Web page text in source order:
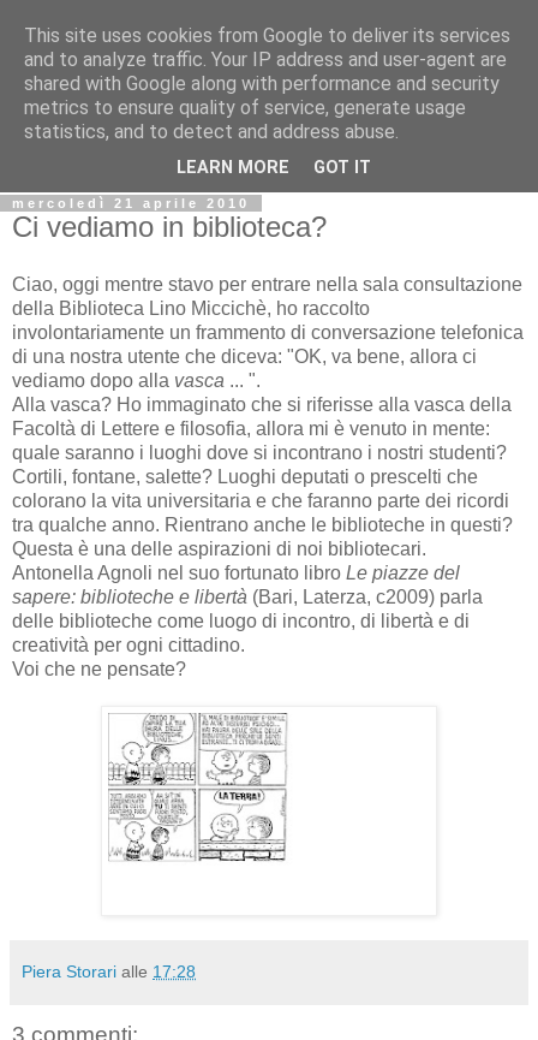
Biblio@rti in
Il Blog della Biblioteca di Area delle arti per condividere
informazioni iniziative incontri
mercoledì 21 aprile 2010
Ci vediamo in biblioteca?
Ciao, oggi mentre stavo per entrare nella sala consultazione
della Biblioteca Lino Miccichè, ho raccolto
involontariamente un frammento di conversazione telefonica
di una nostra utente che diceva: "OK, va bene, allora ci
vediamo dopo alla vasca ... ".
Alla vasca? Ho immaginato che si riferisse alla vasca della
Facoltà di Lettere e filosofia, allora mi è venuto in mente:
quale saranno i luoghi dove si incontrano i nostri studenti?
Cortili, fontane, salette? Luoghi deputati o prescelti che
colorano la vita universitaria e che faranno parte dei ricordi
tra qualche anno. Rientrano anche le biblioteche in questi?
Questa è una delle aspirazioni di noi bibliotecari.
Antonella Agnoli nel suo fortunato libro Le piazze del
sapere: biblioteche e libertà (Bari, Laterza, c2009) parla
delle biblioteche come luogo di incontro, di libertà e di
creatività per ogni cittadino.
Voi che ne pensate?
Piera Storari alle 17:28
3 commenti:
This site uses cookies from Google to deliver its services
and to analyze traffic. Your IP address and user-agent are
shared with Google along with performance and security
metrics to ensure quality of service, generate usage
statistics, and to detect and address abuse.
LEARN MORE GOT IT